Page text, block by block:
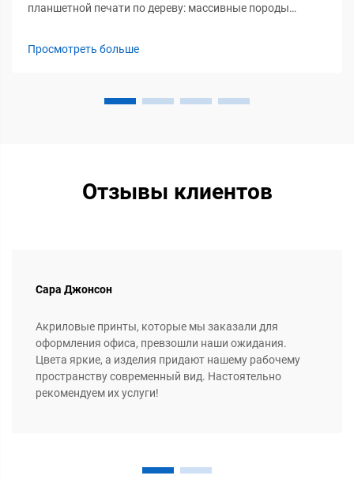
планшетной печати по дереву: массивные породы
орех — массивные породы древесины, обеспечивающие
Просмотреть больше
Отзывы клиентов
Сара Джонсон
Акриловые принты, которые мы заказали для
оформления офиса, превзошли наши ожидания.
Цвета яркие, а изделия придают нашему рабочему
пространству современный вид. Настоятельно
рекомендуем их услуги!